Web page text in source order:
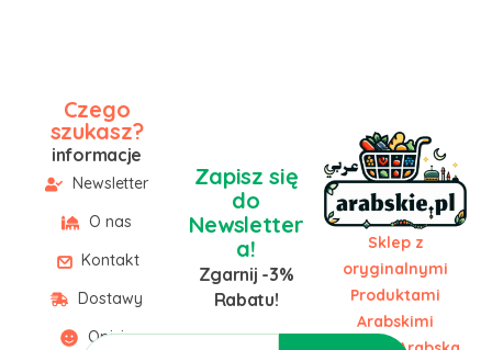
Czego
szukasz?
informacje
Newsletter
O nas
Kontakt
Dostawy
Opinie
Sklep z
oryginalnymi
Produktami
Arabskimi
Zapisz się
do
Newsletter
a!
Zgarnij -3%
Rabatu!